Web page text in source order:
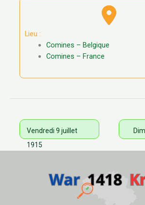
Lieu :
Comines – Belgique
Comines – France
Vendredi 9 juillet
1915